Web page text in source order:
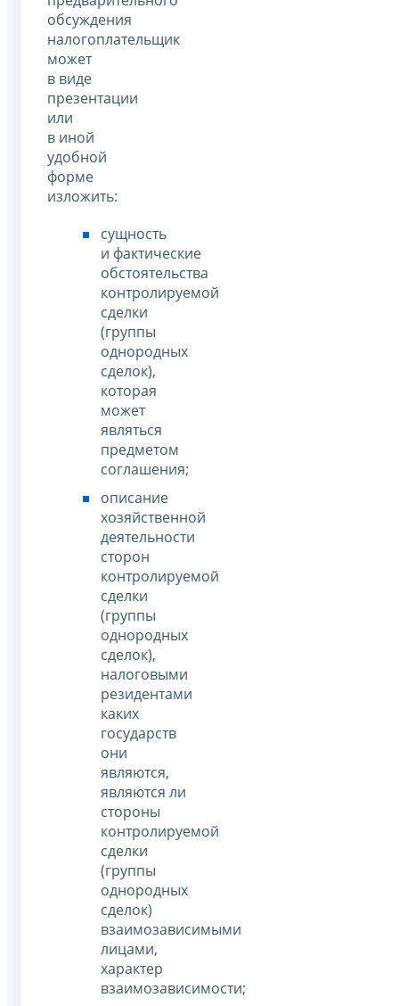
обсуждения
налогоплательщик
может
в виде
презентации
или
в иной
удобной
форме
изложить:
сущность
и фактические
обстоятельства
контролируемой
сделки
(группы
однородных
сделок),
которая
может
являться
предметом
соглашения;
описание
хозяйственной
деятельности
сторон
контролируемой
сделки
(группы
однородных
сделок),
налоговыми
резидентами
каких
государств
они
являются,
являются ли
стороны
контролируемой
сделки
(группы
однородных
сделок)
взаимозависимыми
лицами,
характер
взаимозависимости;